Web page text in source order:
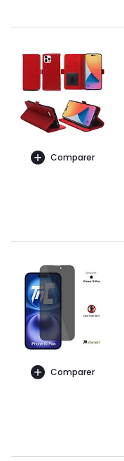
Comparer
Comparer